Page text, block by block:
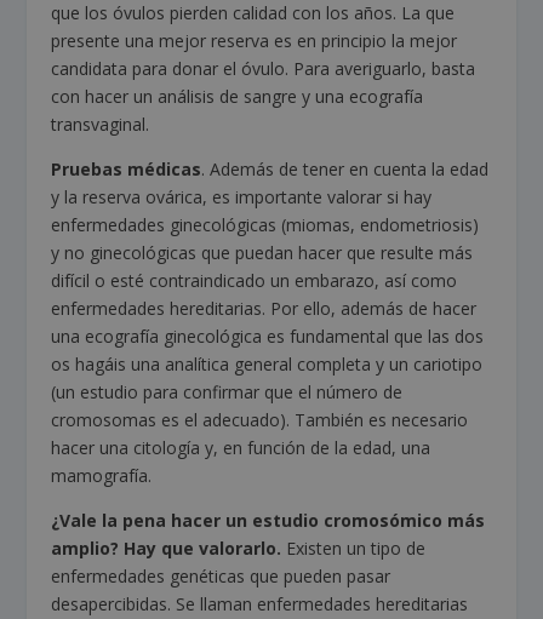
que los óvulos pierden calidad con los años. La que
presente una mejor reserva es en principio la mejor
candidata para donar el óvulo. Para averiguarlo, basta
con hacer un análisis de sangre y una ecografía
transvaginal.
Pruebas médicas. Además de tener en cuenta la edad
y la reserva ovárica, es importante valorar si hay
enfermedades ginecológicas (miomas, endometriosis)
y no ginecológicas que puedan hacer que resulte más
difícil o esté contraindicado un embarazo, así como
enfermedades hereditarias. Por ello, además de hacer
una ecografía ginecológica es fundamental que las dos
os hagáis una analítica general completa y un cariotipo
(un estudio para confirmar que el número de
cromosomas es el adecuado). También es necesario
hacer una citología y, en función de la edad, una
mamografía.
¿Vale la pena hacer un estudio cromosómico más
amplio? Hay que valorarlo. Existen un tipo de
enfermedades genéticas que pueden pasar
desapercibidas. Se llaman enfermedades hereditarias